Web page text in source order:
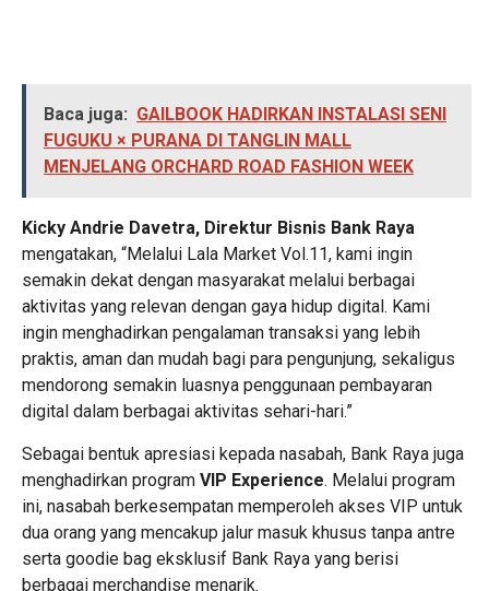
Baca juga: GAILBOOK HADIRKAN INSTALASI SENI
FUGUKU × PURANA DI TANGLIN MALL
MENJELANG ORCHARD ROAD FASHION WEEK
Kicky Andrie Davetra, Direktur Bisnis Bank Raya
mengatakan, “Melalui Lala Market Vol.11, kami ingin
semakin dekat dengan masyarakat melalui berbagai
aktivitas yang relevan dengan gaya hidup digital. Kami
ingin menghadirkan pengalaman transaksi yang lebih
praktis, aman dan mudah bagi para pengunjung, sekaligus
mendorong semakin luasnya penggunaan pembayaran
digital dalam berbagai aktivitas sehari-hari.”
Sebagai bentuk apresiasi kepada nasabah, Bank Raya juga
menghadirkan program VIP Experience. Melalui program
ini, nasabah berkesempatan memperoleh akses VIP untuk
dua orang yang mencakup jalur masuk khusus tanpa antre
serta goodie bag eksklusif Bank Raya yang berisi
berbagai merchandise menarik.